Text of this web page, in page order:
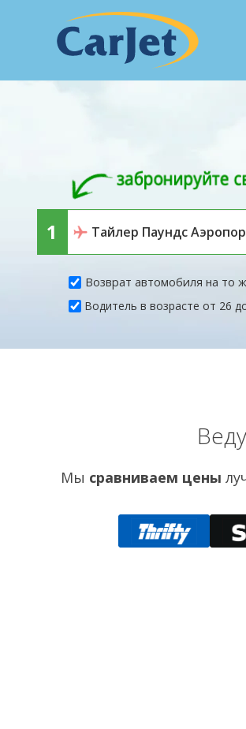
Возврат автомобиля на то
Водитель в возрасте от 26
Мы сравниваем цены